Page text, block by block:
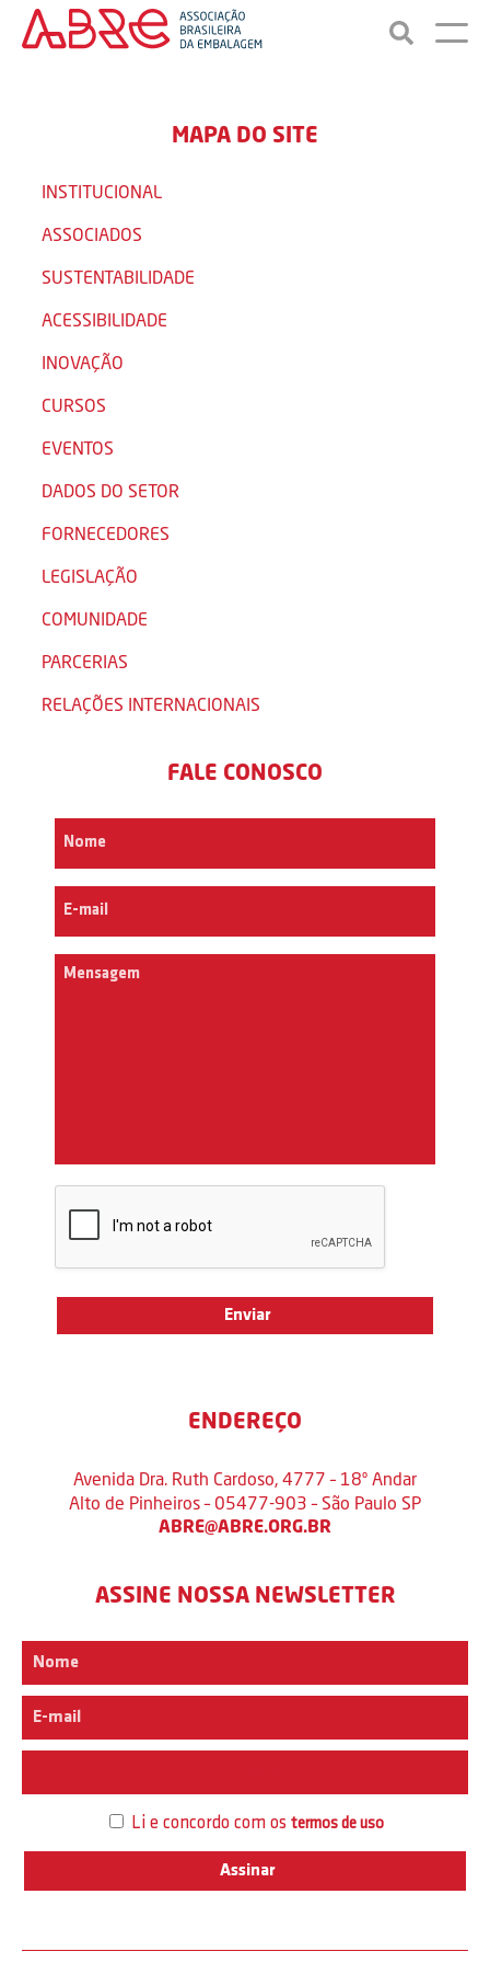
MAPA DO SITE
INSTITUCIONAL
ASSOCIADOS
SUSTENTABILIDADE
ACESSIBILIDADE
INOVAÇÃO
CURSOS
EVENTOS
DADOS DO SETOR
FORNECEDORES
LEGISLAÇÃO
COMUNIDADE
PARCERIAS
RELAÇÕES INTERNACIONAIS
FALE CONOSCO
ENDEREÇO
Avenida Dra. Ruth Cardoso, 4777 – 18º Andar
Alto de Pinheiros – 05477-903 – São Paulo SP
ABRE@ABRE.ORG.BR
ASSINE NOSSA NEWSLETTER
Li e concordo com os termos de uso